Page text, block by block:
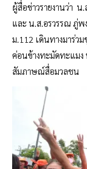
ผู้สื่อข่าวรายงานว่า
และ น.ส.อรวรรณ ภู่
ม.112 เดินทางมาร่ว
ค่อนข้างทะมัดทะแมง
สัมภาษณ์สื่อมวลชน